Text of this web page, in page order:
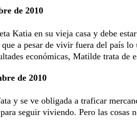
de 2010
Katia en su vieja casa y debe
a pesar de vivir fuera del país
económicas, Matilde trata de
de 2010
y se ve obligada a traficar
seguir viviendo. Pero las cosas